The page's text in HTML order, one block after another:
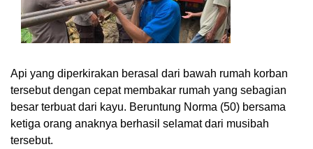
Api yang diperkirakan berasal dari bawah rumah korban
tersebut dengan cepat membakar rumah yang sebagian
besar terbuat dari kayu. Beruntung Norma (50) bersama
ketiga orang anaknya berhasil selamat dari musibah
tersebut.